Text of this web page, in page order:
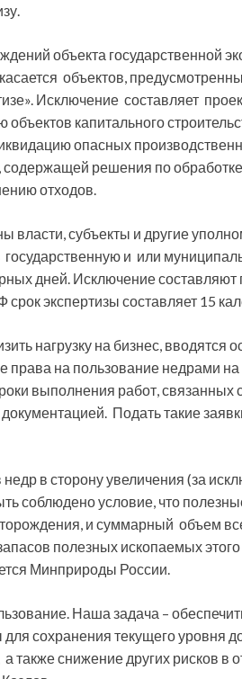
объекта государственной
объектов,
Исключение составляет
капитального
опасных
содержащей решения по
отходов.
власти, субъекты и другие
и или
дней. Исключение составляют
срок экспертизы составляет 15
нагрузку на бизнес, вводятся
права на пользование недрами на
выполнения работ,
Подать такие
в сторону увеличения (за
соблюдено условие, что
и суммарный объем
полезных ископаемых этого
Минприроды России.
Наша задача –
сохранения текущего уровня
снижение других рисков в